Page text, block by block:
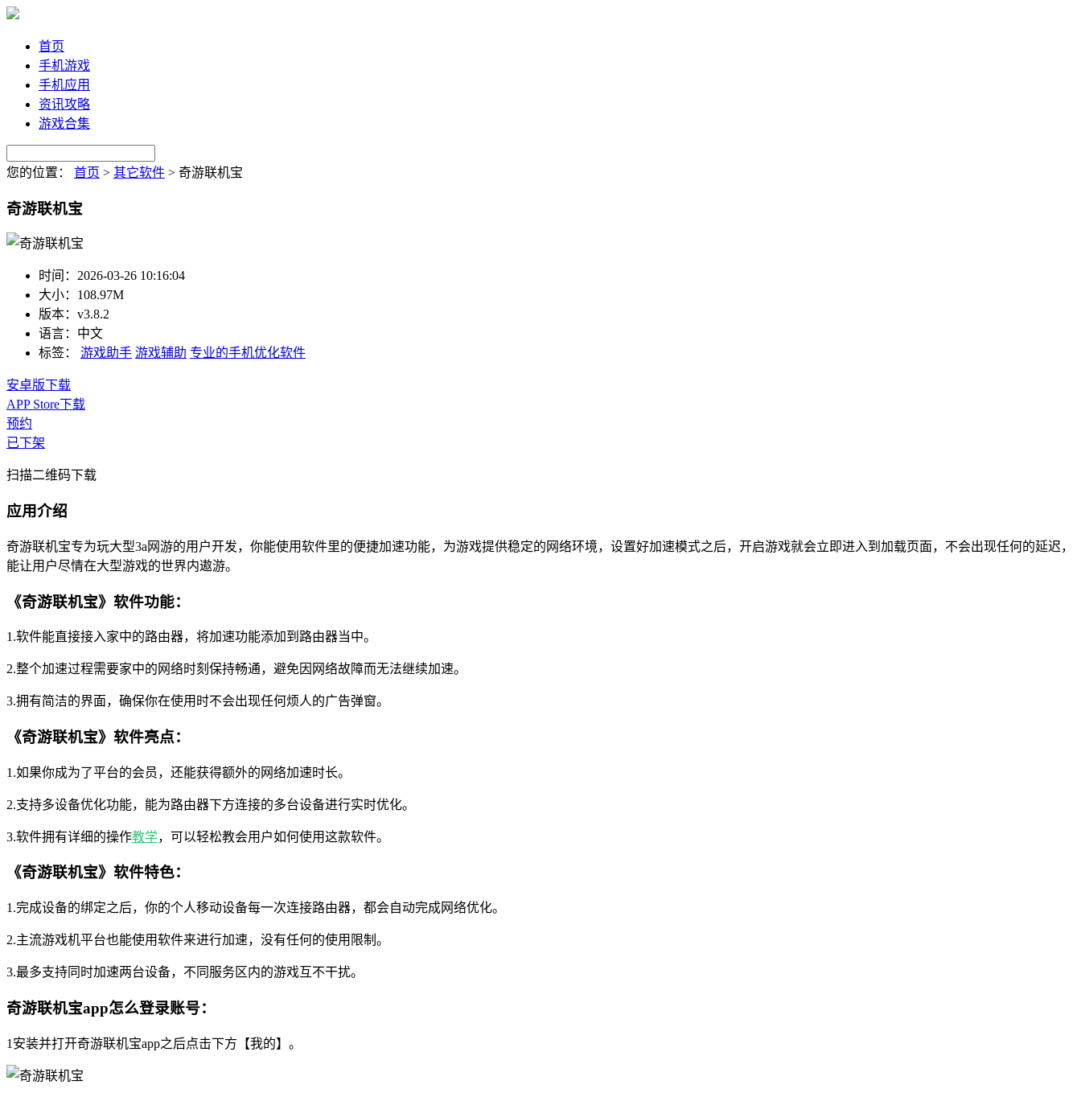
首页
手机游戏
手机应用
资讯攻略
游戏合集
您的位置： 首页 > 其它软件 > 奇游联机宝
奇游联机宝
时间： 2026-03-26 10:16:04
大小： 108.97M
版本： v3.8.2
语言： 中文
标签：
游戏助手 游戏辅助 专业的手机优化软件
安卓版下载
APP Store下载
预约
已下架
扫描二维码下载
应用介绍
奇游联机宝专为玩大型3a网游的用户开发，你能使用软件里的便捷加速功能，为游戏提供稳定的网络环境，设置好加速模式之后，开启游戏就会立即进入到加载页面，不会出现任何的延迟，
能让用户尽情在大型游戏的世界内遨游。
《奇游联机宝》软件功能：
1.软件能直接接入家中的路由器，将加速功能添加到路由器当中。
2.整个加速过程需要家中的网络时刻保持畅通，避免因网络故障而无法继续加速。
3.拥有简洁的界面，确保你在使用时不会出现任何烦人的广告弹窗。
《奇游联机宝》软件亮点：
1.如果你成为了平台的会员，还能获得额外的网络加速时长。
2.支持多设备优化功能，能为路由器下方连接的多台设备进行实时优化。
3.软件拥有详细的操作教学，可以轻松教会用户如何使用这款软件。
《奇游联机宝》软件特色：
1.完成设备的绑定之后，你的个人移动设备每一次连接路由器，都会自动完成网络优化。
2.主流游戏机平台也能使用软件来进行加速，没有任何的使用限制。
3.最多支持同时加速两台设备，不同服务区内的游戏互不干扰。
奇游联机宝app怎么登录账号：
1安装并打开奇游联机宝app之后点击下方【我的】。